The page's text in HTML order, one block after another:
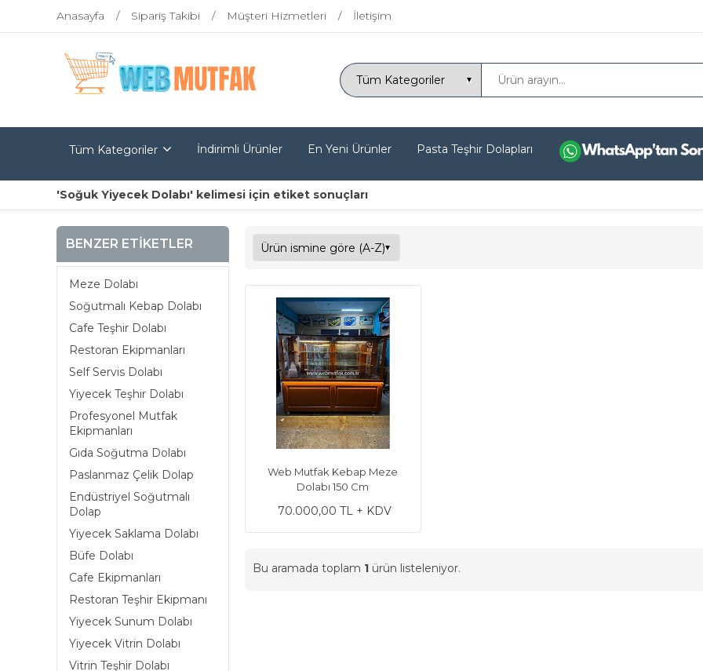
Anasayfa Sipariş Takibi Müşteri Hizmetleri İletişim
Tüm Kategoriler İndirimli Ürünler En Yeni Ürünler Pasta Teşhir Dolapları
'Soğuk Yiyecek Dolabı' kelimesi için etiket sonuçları
BENZER ETIKETLER
Meze Dolabı
Soğutmalı Kebap Dolabı
Cafe Teşhir Dolabı
Restoran Ekipmanları
Self Servis Dolabı
Yiyecek Teşhir Dolabı
Profesyonel Mutfak
Ekipmanları
Gıda Soğutma Dolabı
Paslanmaz Çelik Dolap
Endüstriyel Soğutmalı
Dolap
Yiyecek Saklama Dolabı
Büfe Dolabı
Cafe Ekipmanları
Restoran Teşhir Ekipmanı
Yiyecek Sunum Dolabı
Yiyecek Vitrin Dolabı
Vitrin Teşhir Dolabı
Web Mutfak Kebap Meze
Dolabı 150 Cm
70.000,00 TL + KDV
Bu aramada toplam 1 ürün listeleniyor.